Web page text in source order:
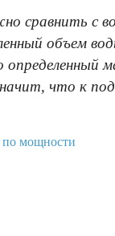
сравнить с
объем
определенный
что к